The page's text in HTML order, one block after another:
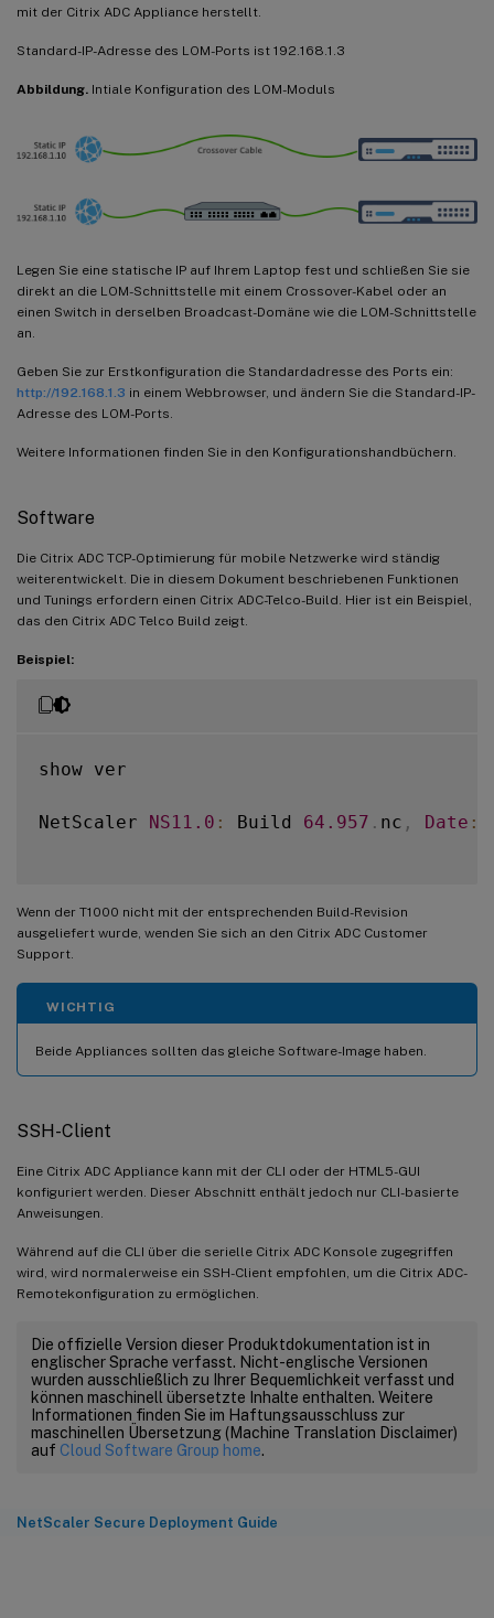
mit der Citrix ADC Appliance herstellt.
Standard-IP-Adresse des LOM-Ports ist 192.168.1.3
Abbildung. Intiale Konfiguration des LOM-Moduls
Legen Sie eine statische IP auf Ihrem Laptop fest und schließen Sie sie
direkt an die LOM-Schnittstelle mit einem Crossover-Kabel oder an
einen Switch in derselben Broadcast-Domäne wie die LOM-Schnittstelle
an.
Geben Sie zur Erstkonfiguration die Standardadresse des Ports ein:
http://192.168.1.3 in einem Webbrowser, und ändern Sie die Standard-IP-
Adresse des LOM-Ports.
Weitere Informationen finden Sie in den Konfigurationshandbüchern.
Software
Die Citrix ADC TCP-Optimierung für mobile Netzwerke wird ständig
weiterentwickelt. Die in diesem Dokument beschriebenen Funktionen
und Tunings erfordern einen Citrix ADC-Telco-Build. Hier ist ein Beispiel,
das den Citrix ADC Telco Build zeigt.
Beispiel:
show ver
NetScaler NS11 .0 : Build 64.957 . nc , Date :
Wenn der T1000 nicht mit der entsprechenden Build-Revision
ausgeliefert wurde, wenden Sie sich an den Citrix ADC Customer
Support.
WICHTIG
Beide Appliances sollten das gleiche Software-Image haben.
SSH-Client
Eine Citrix ADC Appliance kann mit der CLI oder der HTML5-GUI
konfiguriert werden. Dieser Abschnitt enthält jedoch nur CLI-basierte
Anweisungen.
Während auf die CLI über die serielle Citrix ADC Konsole zugegriffen
wird, wird normalerweise ein SSH-Client empfohlen, um die Citrix ADC-
Remotekonfiguration zu ermöglichen.
Die offizielle Version dieser Produktdokumentation ist in
englischer Sprache verfasst. Nicht-englische Versionen
wurden ausschließlich zu Ihrer Bequemlichkeit verfasst und
können maschinell übersetzte Inhalte enthalten. Weitere
Informationen finden Sie im Haftungsausschluss zur
maschinellen Übersetzung (Machine Translation Disclaimer)
auf Cloud Software Group home.
NetScaler Secure Deployment Guide